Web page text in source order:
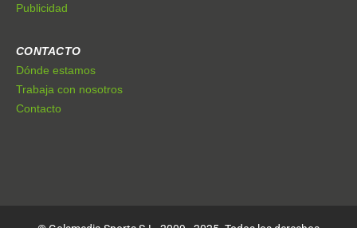
Publicidad
CONTACTO
Dónde estamos
Trabaja con nosotros
Contacto